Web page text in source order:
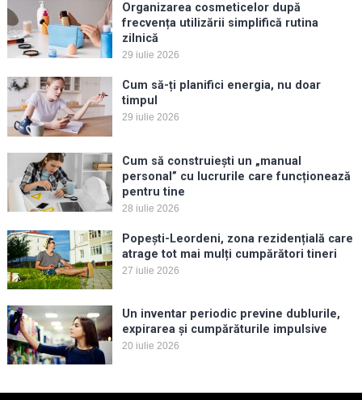
Organizarea cosmeticelor după
frecvența utilizării simplifică rutina
zilnică
29 iulie 2026
Cum să-ți planifici energia, nu doar
timpul
29 iulie 2026
Cum să construiești un „manual
personal” cu lucrurile care funcționează
pentru tine
28 iulie 2026
Popești-Leordeni, zona rezidențială care
atrage tot mai mulți cumpărători tineri
27 iulie 2026
Un inventar periodic previne dublurile,
expirarea și cumpărăturile impulsive
20 iulie 2026